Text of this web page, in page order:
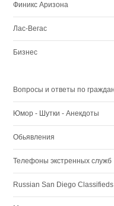
Финикс Аризона
Лас-Вегас
Бизнес
Вопросы и ответы по
Юмор - Шутки - Анекдоты
Обьявления
Телефоны экстренных служб
Russian San Diego Classifieds